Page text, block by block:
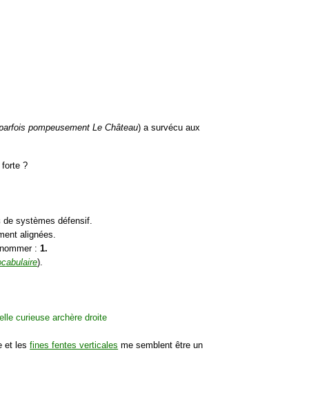
pompeusement Le Château) a survécu aux
forte ?
systèmes défensif.
alignées.
nommer :1.
).
et lesfines fentes verticales me semblent être un